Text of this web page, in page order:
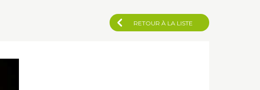
RETOUR À LA LISTE